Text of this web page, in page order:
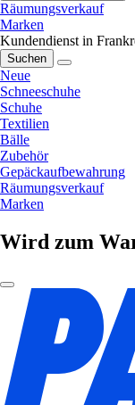
Räumungsverkauf
Marken
Kundendienst in
Suchen
Neue
Schneeschuhe
Schuhe
Textilien
Bälle
Zubehör
Gepäckaufbewahrung
Räumungsverkauf
Marken
Wird zum